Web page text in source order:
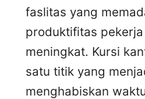
faslitas yang
produktifitas
meningkat. Kursi
satu titik yang
menghabiskan